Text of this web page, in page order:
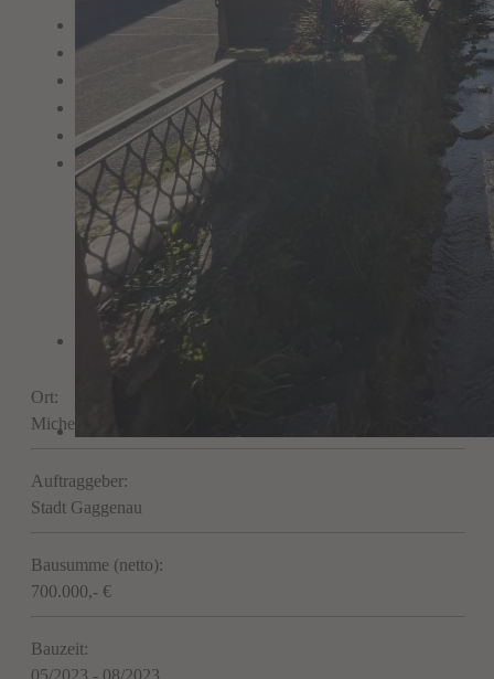
Ort:
Michelbach
Auftraggeber:
Stadt Gaggenau
Bausumme (netto):
700.000,- €
Bauzeit:
05/2023 - 08/2023